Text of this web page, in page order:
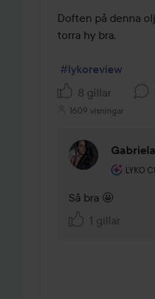
Doften på denna
torra hy bra.
#lykoreview
8 gillar
1609 visningar
Gabriela
LYKO
Så bra 🤩
1 gillar